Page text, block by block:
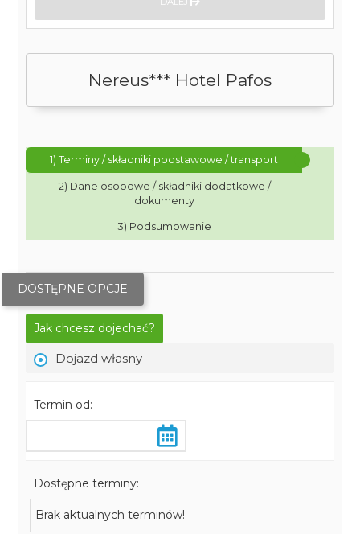
Nereus*** Hotel Pafos
1) Terminy / składniki podstawowe / transport
2) Dane osobowe / składniki dodatkowe /
dokumenty
3) Podsumowanie
DOSTĘPNE OPCJE
Jak chcesz dojechać?
Dojazd własny
Termin od:
Dostępne terminy:
Brak aktualnych terminów!